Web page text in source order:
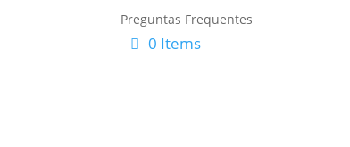
Preguntas Frequentes
0 Items